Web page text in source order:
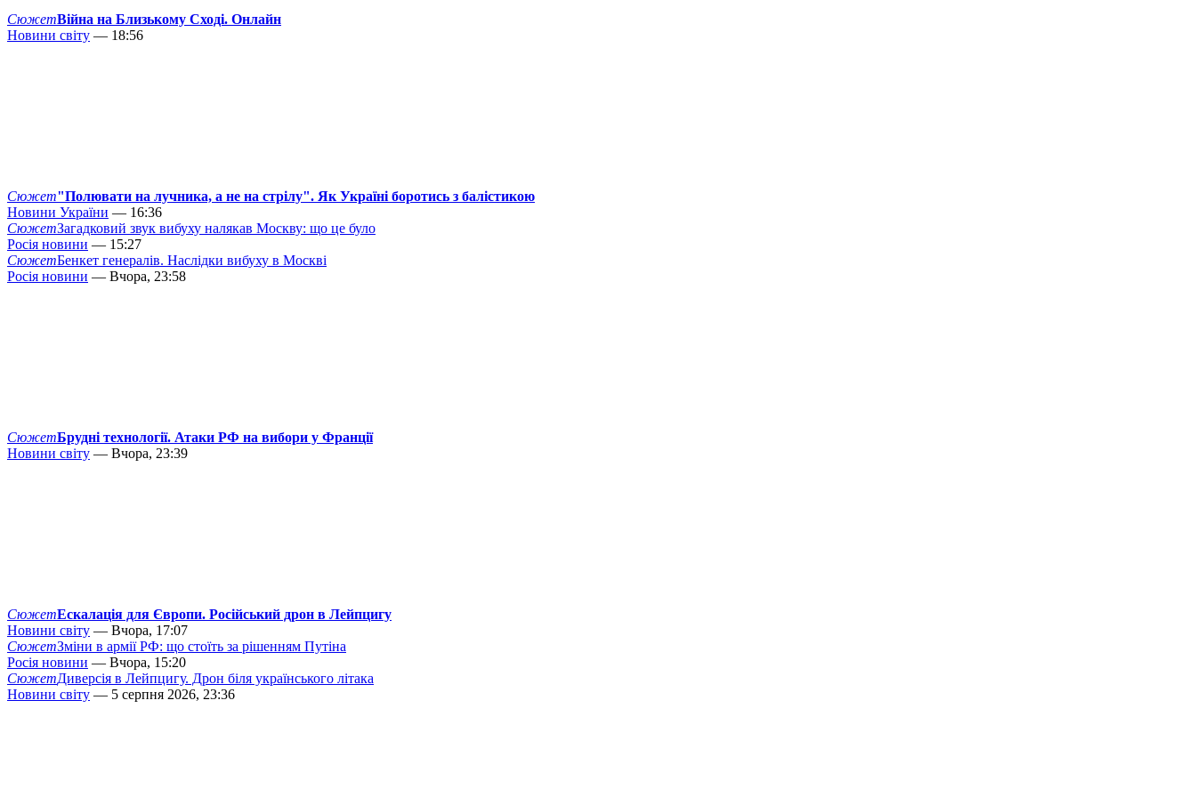
СюжетВійна на Близькому Сході. Онлайн
Новини світу — 18:56
Сюжет"Полювати на лучника, а не на стрілу". Як Україні боротись з балістикою
Новини України — 16:36
СюжетЗагадковий звук вибуху налякав Москву: що це було
Росія новини — 15:27
СюжетБенкет генералів. Наслідки вибуху в Москві
Росія новини — Вчора, 23:58
СюжетБрудні технології. Атаки РФ на вибори у Франції
Новини світу — Вчора, 23:39
СюжетЕскалація для Європи. Російський дрон в Лейпцигу
Новини світу — Вчора, 17:07
СюжетЗміни в армії РФ: що стоїть за рішенням Путіна
Росія новини — Вчора, 15:20
СюжетДиверсія в Лейпцигу. Дрон біля українського літака
Новини світу — 5 серпня 2026, 23:36